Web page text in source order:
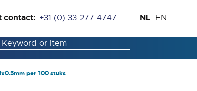
contact: +31 (0) 33 277 4747
de
inhoud
Taal
NL EN
per 100 stuks